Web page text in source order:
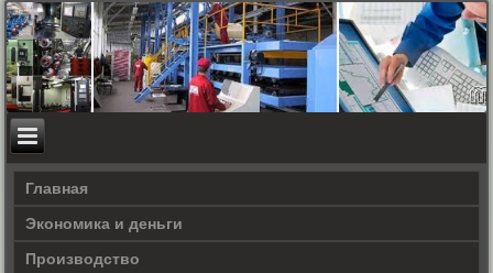
Главная
Экономика и деньги
Производство